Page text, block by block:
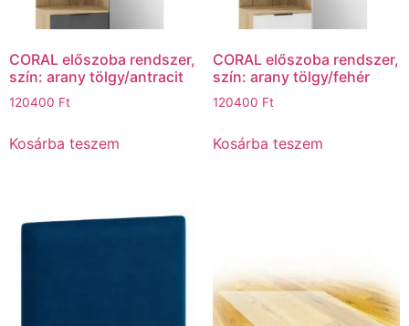
CORAL előszoba rendszer,
szín: arany tölgy/antracit
120400 Ft
Kosárba teszem
CORAL előszoba rendszer,
szín: arany tölgy/fehér
120400 Ft
Kosárba teszem